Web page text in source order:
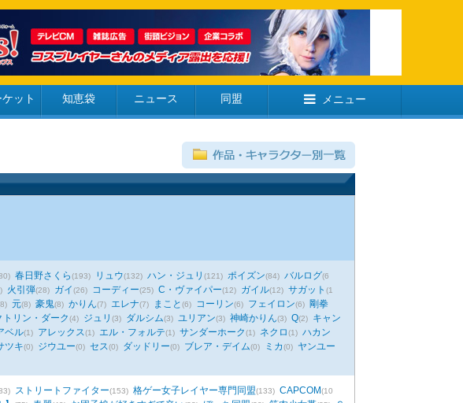
ット 知恵袋 ニュース 同盟 メニュー
春日野さくら(193) リュウ(132) ハン・ジュリ (121) ポイズン(84) バルログ(6
火引弾(28) ガイ(26) コーディー(25) C・ヴァイパー(12) ガイル(12) サガット (1
元(8) 豪鬼(8) かりん(7) エレナ(7) まこと (6) コーリン(6) フェイロン(6) 剛拳
トリン・ダーク(4) ジュリ (3) ダルシム(3) ユリアン(3) 神崎かりん(3) Q(2)
キャン
ベル(1) アレックス(1) エル・フォルテ(1) サンダーホーク(1) ネクロ(1) ハカン
ツキ(0) ジウユー(0) セス(0) ダッドリー(0) ブレア・デイム(0) ミカ(0) ヤンユー
ストリートファイター(153) 格ゲー女子レイヤー専門同盟(133) CAPCOM(10